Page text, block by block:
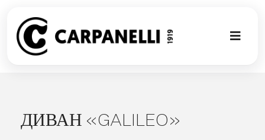
content
Toggle
ДИВАН «GALILEO»